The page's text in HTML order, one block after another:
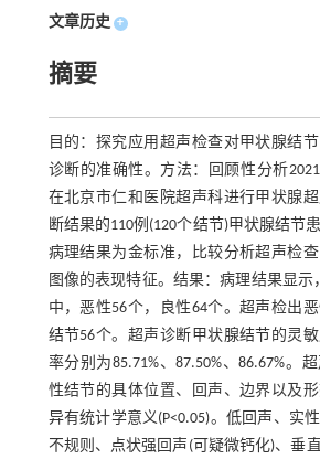
文章历史 +
摘要
目的：探究应用超声检查对甲状腺结
诊断的准确性。方法：回顾性分析
在北京市仁和医院超声科进行甲状腺
断结果的110例(120个结节)甲状腺结节
病理结果为金标准，比较分析超声检
图像的表现特征。结果：病理结果显示
中，恶性56个，良性64个。超声检出
结节56个。超声诊断甲状腺结节的灵
率分别为85.71%、87.50%、86.67%。
性结节的具体位置、回声、边界以及
异有统计学意义(P<0.05)。低回声、实
不规则、点状强回声(可疑微钙化)、垂